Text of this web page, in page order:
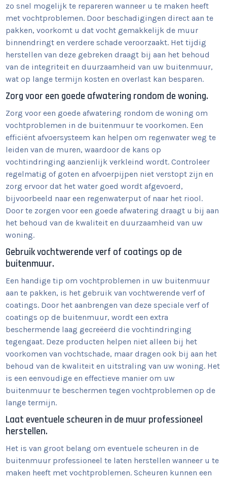
zo snel mogelijk te repareren wanneer u te maken heeft
met vochtproblemen. Door beschadigingen direct aan te
pakken, voorkomt u dat vocht gemakkelijk de muur
binnendringt en verdere schade veroorzaakt. Het tijdig
herstellen van deze gebreken draagt bij aan het behoud
van de integriteit en duurzaamheid van uw buitenmuur,
wat op lange termijn kosten en overlast kan besparen.
Zorg voor een goede afwatering rondom de woning.
Zorg voor een goede afwatering rondom de woning om
vochtproblemen in de buitenmuur te voorkomen. Een
efficiënt afvoersysteem kan helpen om regenwater weg te
leiden van de muren, waardoor de kans op
vochtindringing aanzienlijk verkleind wordt. Controleer
regelmatig of goten en afvoerpijpen niet verstopt zijn en
zorg ervoor dat het water goed wordt afgevoerd,
bijvoorbeeld naar een regenwaterput of naar het riool.
Door te zorgen voor een goede afwatering draagt u bij aan
het behoud van de kwaliteit en duurzaamheid van uw
woning.
Gebruik vochtwerende verf of coatings op de
buitenmuur.
Een handige tip om vochtproblemen in uw buitenmuur
aan te pakken, is het gebruik van vochtwerende verf of
coatings. Door het aanbrengen van deze speciale verf of
coatings op de buitenmuur, wordt een extra
beschermende laag gecreëerd die vochtindringing
tegengaat. Deze producten helpen niet alleen bij het
voorkomen van vochtschade, maar dragen ook bij aan het
behoud van de kwaliteit en uitstraling van uw woning. Het
is een eenvoudige en effectieve manier om uw
buitenmuur te beschermen tegen vochtproblemen op de
lange termijn.
Laat eventuele scheuren in de muur professioneel
herstellen.
Het is van groot belang om eventuele scheuren in de
buitenmuur professioneel te laten herstellen wanneer u te
maken heeft met vochtproblemen. Scheuren kunnen een